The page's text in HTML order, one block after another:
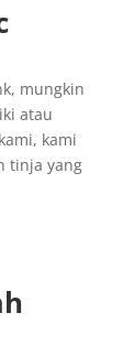
mungkin
atau
kami
tinja yang